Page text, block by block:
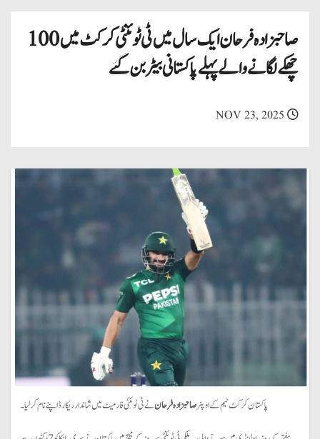
صاحبزادہ فرحان ایک سال میں ٹی ٹوئنٹی کرکٹ میں 100
چھکے لگانے والے پہلے پاکستانی بیٹر بن گئے
NOV 23, 2025
پاکستان کرکٹ ٹیم کے اوپنرصاحبزادہ فرحاننے ٹی ٹوئنٹی فارمیٹ میں شاندار ریکارڈ اپنے نام کر لیا۔